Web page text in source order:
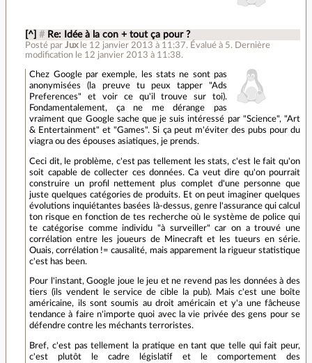
[^] # Re: Idée à la con + tout ça pour ?
Posté parJux le 12 janvier 2013 à 11:37. Évalué à 5. Dernière
modification le 12 janvier 2013 à 11:38.
Chez Google par exemple, les stats ne sont pas
anonymisées (la preuve tu peux tapper "Ads
Preferences" et voir ce qu'il trouve sur toi).
Fondamentalement, ça ne me dérange pas
vraiment que Google sache que je suis intéressé par "Science", "Art
& Entertainment" et "Games". Si ça peut m'éviter des pubs pour du
viagra ou des épouses asiatiques, je prends.
Ceci dit, le problème, c'est pas tellement les stats, c'est le fait qu'on
soit capable de collecter ces données. Ca veut dire qu'on pourrait
construire un profil nettement plus complet d'une personne que
juste quelques catégories de produits. Et on peut imaginer quelques
évolutions inquiétantes basées là-dessus, genre l'assurance qui calcul
ton risque en fonction de tes recherche où le système de police qui
te catégorise comme individu "à surveiller" car on a trouvé une
corrélation entre les joueurs de Minecraft et les tueurs en série.
Ouais, corrélation != causalité, mais apparement la rigueur statistique
c'est has been.
Pour l'instant, Google joue le jeu et ne revend pas les données à des
tiers (ils vendent le service de cible la pub). Mais c'est une boîte
américaine, ils sont soumis au droit américain et y'a une fâcheuse
tendance à faire n'importe quoi avec la vie privée des gens pour se
défendre contre les méchants terroristes.
Bref, c'est pas tellement la pratique en tant que telle qui fait peur,
c'est plutôt le cadre législatif et le comportement des